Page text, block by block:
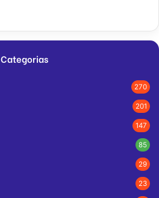
Categorias
270
201
147
85
29
23